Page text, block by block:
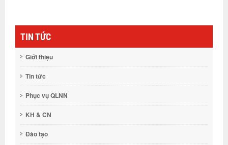
TIN TỨC
Giới thiệu
Tin tức
Phục vụ QLNN
KH & CN
Đào tạo